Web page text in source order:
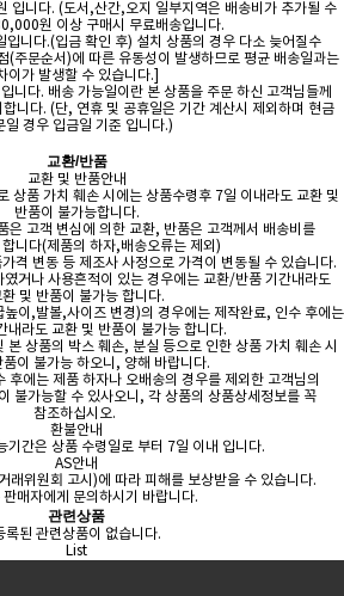
입니다. (도서,산간,오지 일부지역은 배송비가 추가될 수
원 이상 구매시 무료배송입니다.
입니다.(입금 확인 후) 설치 상품의 경우 다소 늦어질수
(주문순서)에 따른 유동성이 발생하므로 평균 배송일과는
이가 발생할 수 있습니다.]
니다. 배송 가능일이란 본 상품을 주문 하신 고객님들께
니다. (단, 연휴 및 공휴일은 기간 계산시 제외하며 현금
일 경우 입금일 기준 입니다.)
교환/반품
교환 및 반품안내
상품 가치 훼손 시에는 상품수령후 7일 이내라도 교환 및
반품이 불가능합니다.
은 고객 변심에 의한 교환, 반품은 고객께서 배송비를
니다(제품의 하자,배송오류는 제외)
격 변동 등 제조사 사정으로 가격이 변동될 수 있습니다.
거나 사용흔적이 있는 경우에는 교환/반품 기간내라도
환 및 반품이 불가능 합니다.
이,발볼,사이즈 변경)의 경우에는 제작완료, 인수 후에는
내라도 교환 및 반품이 불가능 합니다.
상품의 박스 훼손, 분실 등으로 인한 상품 가치 훼손 시
품이 불가능 하오니, 양해 바랍니다.
후에는 제품 하자나 오배송의 경우를 제외한 고객님의
불가능할 수 있사오니, 각 상품의 상품상세정보를 꼭
참조하십시오.
환불안내
기간은 상품 수령일로 부터 7일 이내 입니다.
AS안내
래위원회 고시)에 따라 피해를 보상받을 수 있습니다.
매자에게 문의하시기 바랍니다.
관련상품
록된 관련상품이 없습니다.
List